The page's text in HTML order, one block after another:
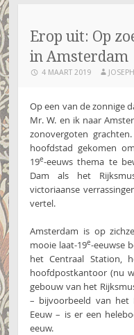
SPRINGEN
Erop uit: Op
in Amsterdam
4 MAART 2019
Op een van de zonnige
Mr. W. en ik naar
zonovergoten
hoofdstad gekomen
19e-eeuws thema te
Dam als het
victoriaanse
vertel.
Amsterdam is op
mooie laat-19e-eeuwse
het Centraal Station,
hoofdpostkantoor (nu
gebouw van het
– bijvoorbeeld van het
Eeuw – is er een
eeuw.